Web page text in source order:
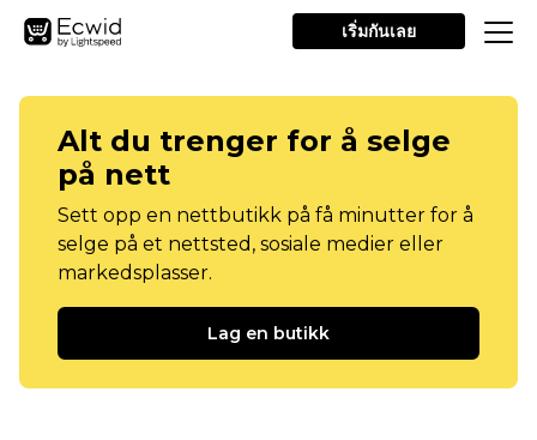
เริ่มกันเลย
Alt du trenger for å selge
på nett
Sett opp en nettbutikk på få minutter for å
selge på et nettsted, sosiale medier eller
markedsplasser.
Lag en butikk